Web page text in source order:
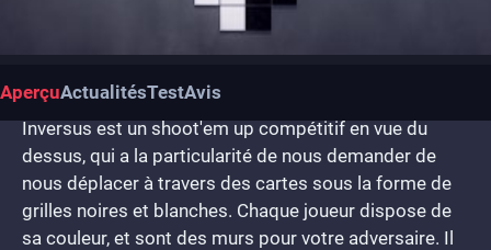
AperçuActualitésTestAvis
Inversus est un shoot'em up compétitif en vue du
dessus, qui a la particularité de nous demander de
nous déplacer à travers des cartes sous la forme de
grilles noires et blanches. Chaque joueur dispose de
sa couleur, et sont des murs pour votre adversaire. Il